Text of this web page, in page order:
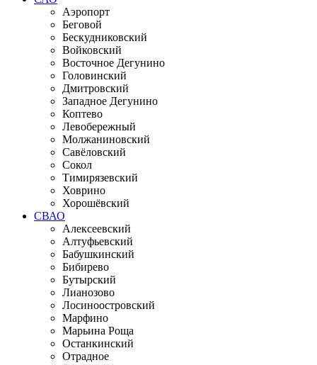
Аэропорт
Беговой
Бескудниковский
Войковский
Восточное Дегунино
Головинский
Дмитровский
Западное Дегунино
Коптево
Левобережный
Молжаниновский
Савёловский
Сокол
Тимирязевский
Ховрино
Хорошёвский
СВАО
Алексеевский
Алтуфьевский
Бабушкинский
Бибирево
Бутырский
Лианозово
Лосиноостровский
Марфино
Марьина Роща
Останкинский
Отрадное